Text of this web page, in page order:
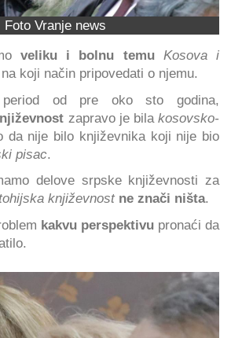
Foto Vranje news
veliku i bolnu temuKosova i
koji način pripovedati o njemu.
period od pre oko sto godina,
zapravo je bilakosovsko-
da nije bilo književnika koji nije bio
pisac
delove srpske književnosti za
književnost ne znači ništa.
kakvu perspektivupronaći da